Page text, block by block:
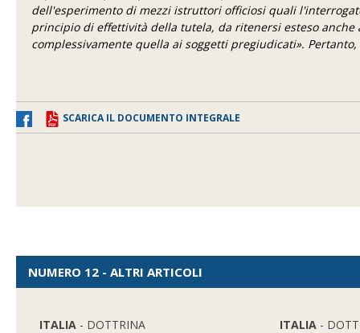
dell'esperimento di mezzi istruttori officiosi quali
principio di effettività della tutela, da ritenersi esteso
complessivamente quella ai soggetti pregiudicati».
SCARICA IL DOCUMENTO INTEGRALE
NUMERO 12 - ALTRI ARTICOLI
ITALIA - DOTTRINA ITALIA -